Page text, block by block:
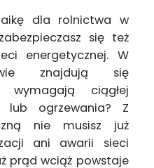
dla rolnictwa w
się też
energetycznej. W
znajdują się
wymagają ciągłej
lub ogrzewania? Z
nie musisz już
ani awarii sieci
prąd wciąż powstaje